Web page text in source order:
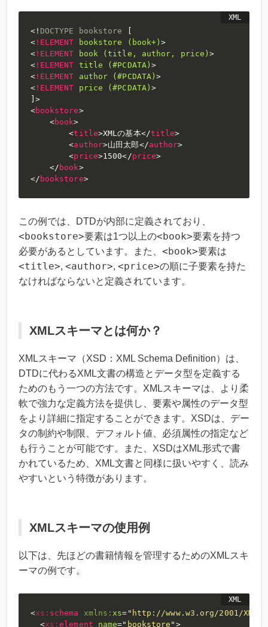
<! DOCTYPE bookstore
<!ELEMENT bookstore (book+)>
<!ELEMENT book (title, author, price)>
<!ELEMENT title (#PCDATA)>
<!ELEMENT author (#PCDATA)>
<!ELEMENT price (#PCDATA)>
>
<bookstore>
<book>
<title>XMLの基本</title>
<author>山田太郎</author>
<price>1500</price>
</ book>
</ bookstore>
この例では、DTDが内部に定義されており、
<bookstore>要素は1つ以上の<book>要素を持つ
必要があるとしています。また、 <book>要素は
<title>, <author>, <price>の順に子要素を持た
なければならないと定義されています。
XMLスキーマとは何か？
XMLスキーマ（XSD：XML Schema Definition）は、
DTDに代わるXML文書の構造とデータ型を定義する
ためのもう一つの方法です。XMLスキーマは、より柔
軟で強力な定義方法を提供し、要素や属性のデータ型
をより詳細に指定することができます。XSDは、デー
タの制約や制限、デフォルト値、必須属性の指定など
も行うことが可能です。また、XSDはXML形式で書
かれているため、XML文書と同様に扱いやすく、読み
やすいという特徴があります。
XMLスキーマの使用例
以下は、先ほどの書籍情報を管理するためのXMLスキ
ーマの例です。
<xs: schema xmlns: xs= " http://www.w3.org/2001/
<xs:element name=" bookstore " >